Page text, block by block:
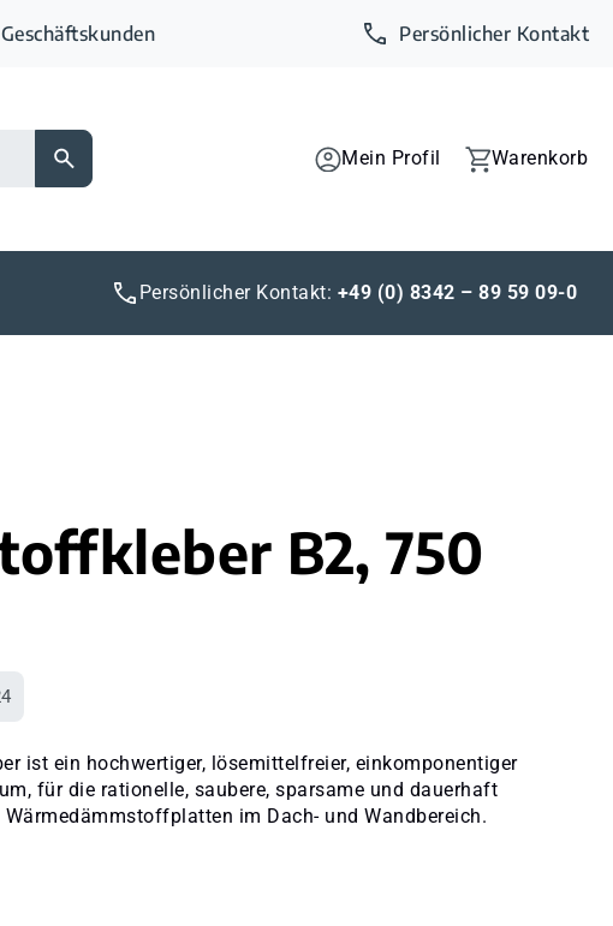
Persönlicher Kontakt
Mein Profil Warenkorb
Persönlicher Kontakt: +49 (0) 8342 – 89 59 09-0
B2, 750
ist ein hochwertiger, lösemittelfreier, einkomponentiger
für die rationelle, saubere, sparsame und dauerhaft
im Dach- und Wandbereich.